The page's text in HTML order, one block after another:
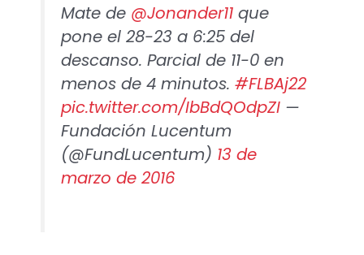
Mate de @Jonander11que
pone el 28-23 a 6:25 del
descanso. Parcial de 11-0 en
menos de 4 minutos. #FLBAj22
pic.twitter.com/IbBdQOdpZI—
Fundación Lucentum
(@FundLucentum) 13 de
marzo de 2016